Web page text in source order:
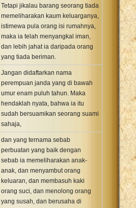
Tetapi jikalau barang seorang tiada
memeliharakan kaum keluarganya,
istimewa pula orang isi rumahnya,
maka ia telah menyangkal iman,
dan lebih jahat ia daripada orang
yang tiada beriman.
Jangan didaftarkan nama
perempuan janda yang di bawah
umur enam puluh tahun. Maka
hendaklah nyata, bahwa ia itu
sudah bersuamikan seorang suami
sahaja,
dan yang ternama sebab
perbuatan yang baik dengan
sebab ia memeliharakan anak-
anak, dan menyambut orang
keluaran, dan membasuh kaki
orang suci, dan menolong orang
yang susah, dan berusaha di